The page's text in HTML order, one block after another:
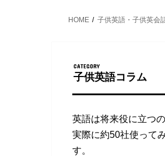
HOME 子供英語・子供英会
CATEGORY
子供英語コラム
英語は将来役に立つ
実際に約50社使って
す。